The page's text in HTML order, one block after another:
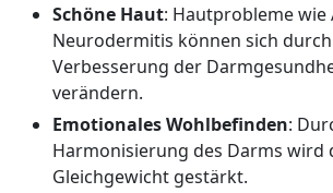
Schöne Haut: Hautprobleme wie
Neurodermitis können sich
Verbesserung der
verändern.
Emotionales Wohlbefinden:
Harmonisierung des Darms wird
Gleichgewicht gestärkt.